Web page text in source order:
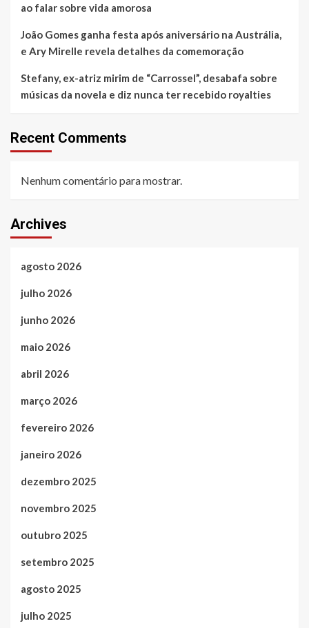
ao falar sobre vida amorosa
João Gomes ganha festa após aniversário na Austrália,
e Ary Mirelle revela detalhes da comemoração
Stefany, ex-atriz mirim de “Carrossel”, desabafa sobre
músicas da novela e diz nunca ter recebido royalties
Recent Comments
Nenhum comentário para mostrar.
Archives
agosto 2026
julho 2026
junho 2026
maio 2026
abril 2026
março 2026
fevereiro 2026
janeiro 2026
dezembro 2025
novembro 2025
outubro 2025
setembro 2025
agosto 2025
julho 2025